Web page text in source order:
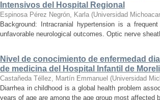
Intensivos del Hospital Regional
Espinosa Pérez Negrón, Karla (Universidad
Background: Intracranial hypertension is a
unfavorable neurological outcomes. Optic nerve
Nivel de conocimiento de enfermedad
de medicina del Hospital Infantil de
Castañeda Téllez, Martín Emmanuel (Universidad
Diarrhea in childhood is a global health problem
years of age are among the age group most